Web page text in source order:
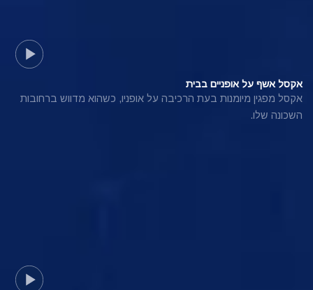
אקסל אשף על אופניים בבית
אקסל מפגין מיומנות בעת הרכיבה על אופניו, כשהוא מדווש ברחובות
השכונה שלו.